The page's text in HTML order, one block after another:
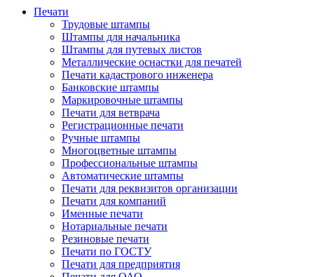
Печати
Трудовые штампы
Штампы для начальника
Штампы для путевых листов
Металлические оснастки для печатей
Печати кадастрового инженера
Банковские штампы
Маркировочные штампы
Печати для ветврача
Регистрационные печати
Ручные штампы
Многоцветные штампы
Профессиональные штампы
Автоматические штампы
Печати для реквизитов организации
Печати для компаний
Именные печати
Нотариальные печати
Резиновые печати
Печати по ГОСТУ
Печати для предприятия